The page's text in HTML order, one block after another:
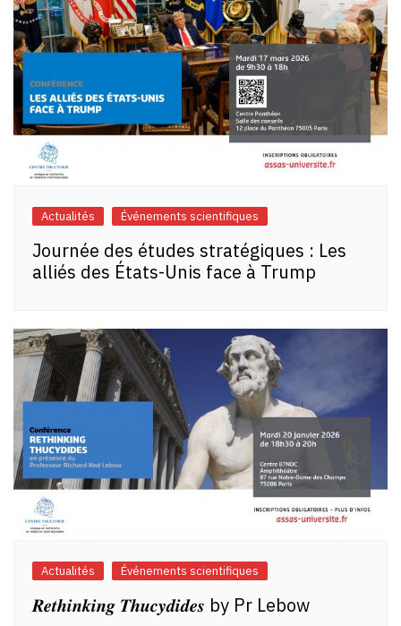
Actualités Événements scientifiques
Journée des études stratégiques : Les
alliés des États-Unis face à Trump
Actualités Événements scientifiques
𝑹𝒆𝒕𝒉𝒊𝒏𝒌𝒊𝒏𝒈 𝑻𝒉𝒖𝒄𝒚𝒅𝒊𝒅𝒆𝒔 by Pr Lebow